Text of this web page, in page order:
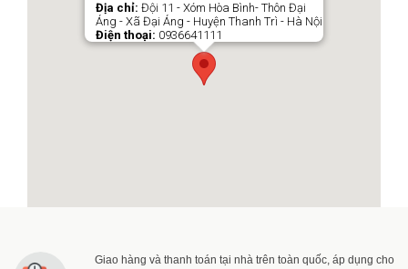
Địa chỉ: Đội 11 - Xóm Hòa Bình- Thôn Đại
Áng - Xã Đại Áng - Huyện Thanh Trì - Hà Nội
Điện thoại: 0936641111
Giao hàng và thanh toán tại nhà trên toàn quốc, áp dụng cho